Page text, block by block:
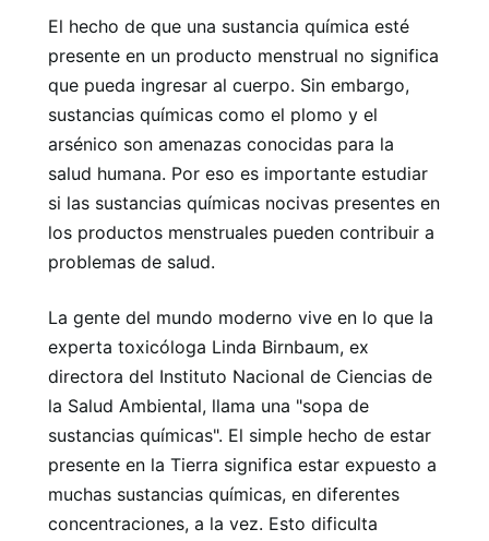
El hecho de que una sustancia química esté
presente en un producto menstrual no significa
que pueda ingresar al cuerpo. Sin embargo,
sustancias químicas como el plomo y el
arsénico son amenazas conocidas para la
salud humana. Por eso es importante estudiar
si las sustancias químicas nocivas presentes en
los productos menstruales pueden contribuir a
problemas de salud.
La gente del mundo moderno vive en lo que la
experta toxicóloga Linda Birnbaum, ex
directora del Instituto Nacional de Ciencias de
la Salud Ambiental, llama una "sopa de
sustancias químicas". El simple hecho de estar
presente en la Tierra significa estar expuesto a
muchas sustancias químicas, en diferentes
concentraciones, a la vez. Esto dificulta